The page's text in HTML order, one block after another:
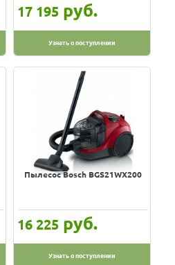
17 195 руб.
Узнать о поступлении
Пылесос Bosch BGS21WX200
16 225 руб.
Узнать о поступлении